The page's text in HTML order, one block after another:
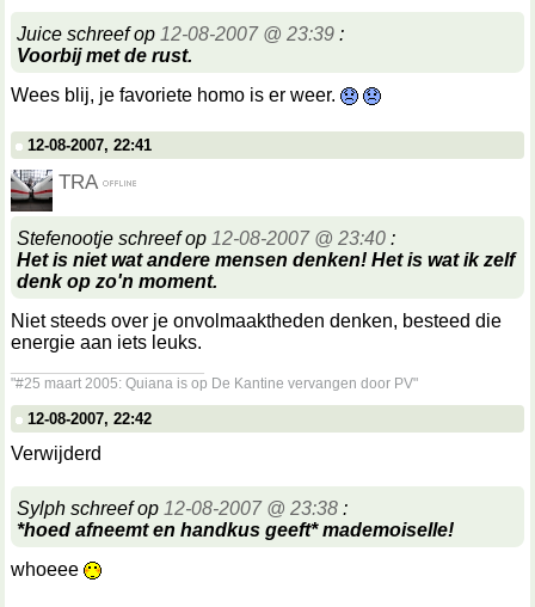
Juice schreef op 12-08-2007 @ 23:39 :
Voorbij met de rust.
Wees blij, je favoriete homo is er weer.
12-08-2007, 22:41
TRA
Stefenootje schreef op 12-08-2007 @ 23:40 :
Het is niet wat andere mensen denken! Het is wat ik zelf
denk op zo'n moment.
Niet steeds over je onvolmaaktheden denken, besteed die
energie aan iets leuks.
"#25 maart 2005: Quiana is op De Kantine vervangen door PV"
12-08-2007, 22:42
Verwijderd
Sylph schreef op 12-08-2007 @ 23:38 :
*hoed afneemt en handkus geeft* mademoiselle!
whoeee